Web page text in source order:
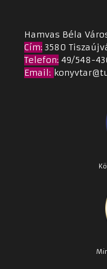
Hamvas Béla
Cím: 3580
Telefon: 49/548-
Email: